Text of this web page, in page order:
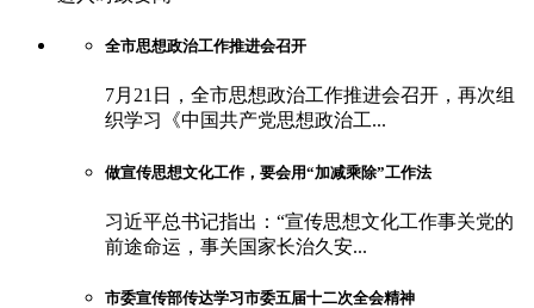
全市思想政治工作推进会召开
7月21日，全市思想政治工作推进会召开，再次组
织学习《中国共产党思想政治工...
做宣传思想文化工作，要会用“加减乘除”工作法
习近平总书记指出：“宣传思想文化工作事关党的
前途命运，事关国家长治久安...
市委宣传部传达学习市委五届十二次全会精神